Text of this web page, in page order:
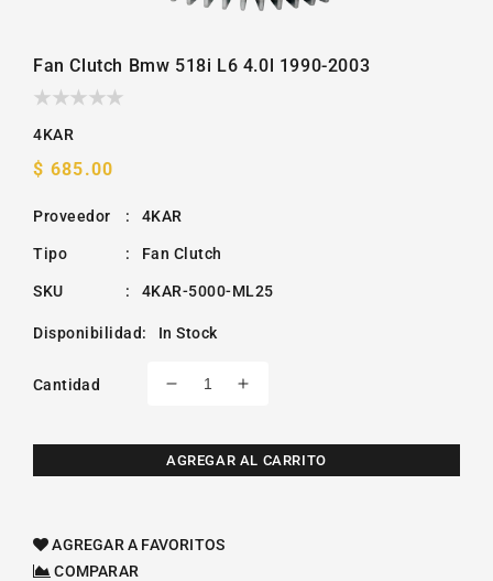
Fan Clutch Bmw 518i L6 4.0l 1990-2003
4KAR
Precio
$ 685.00
Proveedor : 4KAR
Tipo : Fan Clutch
SKU : 4KAR-5000-ML25
Disponibilidad: In Stock
Cantidad
Reducir
para
Fan
L6
Aumentar
para
Fan
AGREGAR AL CARRITO
AGREGAR A FAVORITOS
COMPARAR